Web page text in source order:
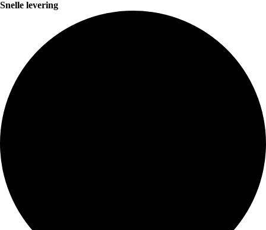
Snelle levering